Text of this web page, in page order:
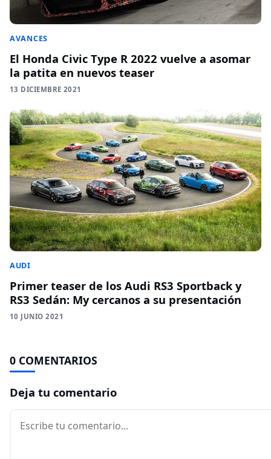
AVANCES
El Honda Civic Type R 2022 vuelve a asomar
la patita en nuevos teaser
13 DICIEMBRE 2021
AUDI
Primer teaser de los Audi RS3 Sportback y
RS3 Sedán: My cercanos a su presentación
10 JUNIO 2021
0 COMENTARIOS
Deja tu comentario
Comentario